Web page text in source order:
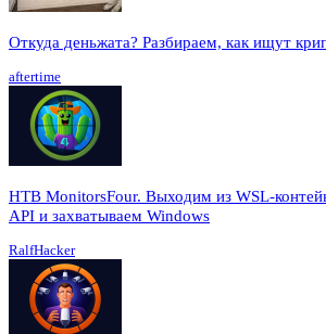
Откуда деньжата? Разбираем, как ищут
aftertime
HTB MonitorsFour. Выходим из WSL-
API и захватываем Windows
RalfHacker